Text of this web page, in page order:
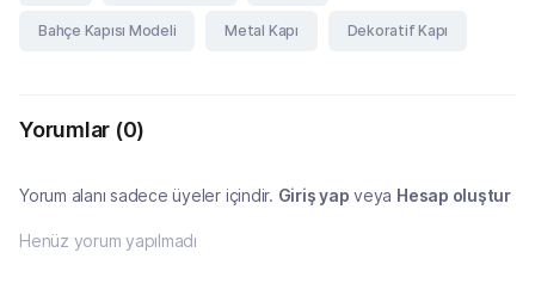
Bahçe Kapısı Modeli Metal Kapı Dekoratif Kapı
Yorumlar (0)
Yorum alanı sadece üyeler içindir. Giriş yap veya Hesap oluştur
Henüz yorum yapılmadı